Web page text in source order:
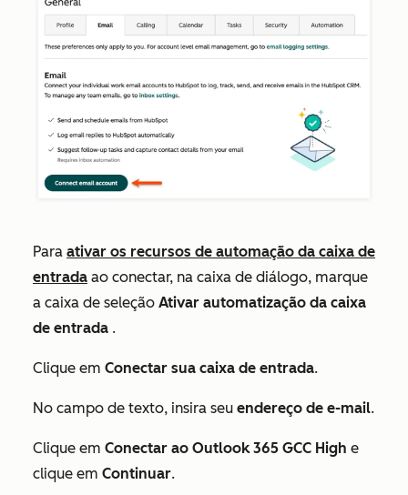
Para ativar os recursos de automação da caixa de
entrada ao conectar, na caixa de diálogo, marque
a caixa de seleção Ativar automatização da caixa
de entrada .
Clique em Conectar sua caixa de entrada.
No campo de texto, insira seu endereço de e-mail.
Clique em Conectar ao Outlook 365 GCC High e
clique em Continuar.